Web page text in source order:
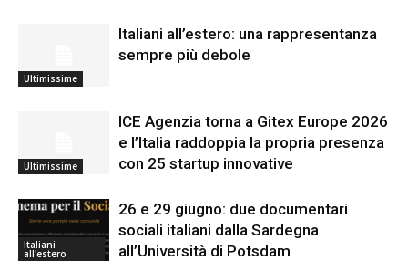
Ultimissime
Italiani all’estero: una rappresentanza
sempre più debole
Ultimissime
ICE Agenzia torna a Gitex Europe 2026
e l’Italia raddoppia la propria presenza
con 25 startup innovative
Italiani
all'estero
26 e 29 giugno: due documentari
sociali italiani dalla Sardegna
all’Università di Potsdam